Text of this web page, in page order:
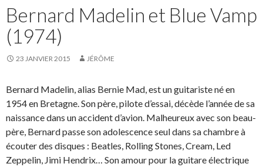
Bernard Madelin et Blue Vamp
(1974)
23 JANVIER 2015 JÉRÔME
Bernard Madelin, alias Bernie Mad, est un guitariste né en
1954 en Bretagne. Son père, pilote d’essai, décède l’année de sa
naissance dans un accident d’avion. Malheureux avec son beau-
père, Bernard passe son adolescence seul dans sa chambre à
écouter des disques : Beatles, Rolling Stones, Cream, Led
Zeppelin, Jimi Hendrix… Son amour pour la guitare électrique